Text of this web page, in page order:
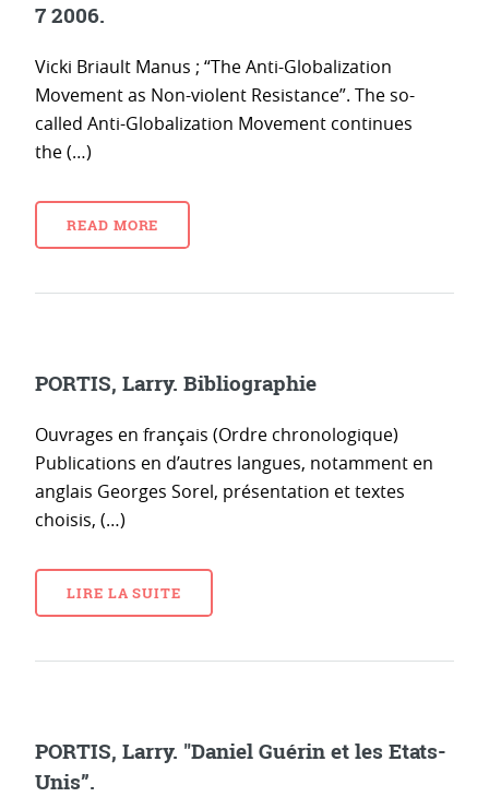
7 2006.
Vicki Briault Manus ; “The Anti-Globalization
Movement as Non-violent Resistance”. The so-
called Anti-Globalization Movement continues
the (…)
READ MORE
PORTIS, Larry. Bibliographie
Ouvrages en français (Ordre chronologique)
Publications en d’autres langues, notamment en
anglais Georges Sorel, présentation et textes
choisis, (…)
LIRE LA SUITE
PORTIS, Larry. "Daniel Guérin et les Etats-
Unis”.